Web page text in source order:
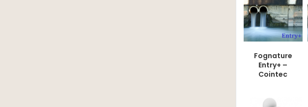
Fognature
Entry+ –
Cointec